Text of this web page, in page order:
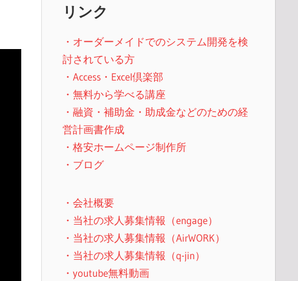
リンク
・オーダーメイドでのシステム開発を検
討されている方
・Access・Excel倶楽部
・無料から学べる講座
・融資・補助金・助成金などのための経
営計画書作成
・格安ホームページ制作所
・ブログ
・会社概要
・当社の求人募集情報（engage）
・当社の求人募集情報（AirWORK）
・当社の求人募集情報（q-jin）
・youtube無料動画